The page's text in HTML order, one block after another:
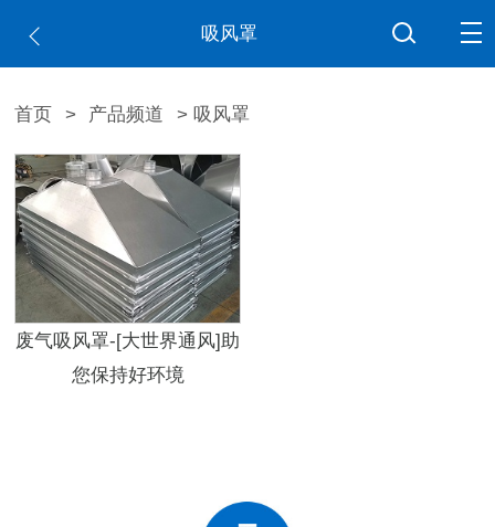
吸风罩
首页 > 产品频道 > 吸风罩
废气吸风罩-[大世界通风]助
您保持好环境